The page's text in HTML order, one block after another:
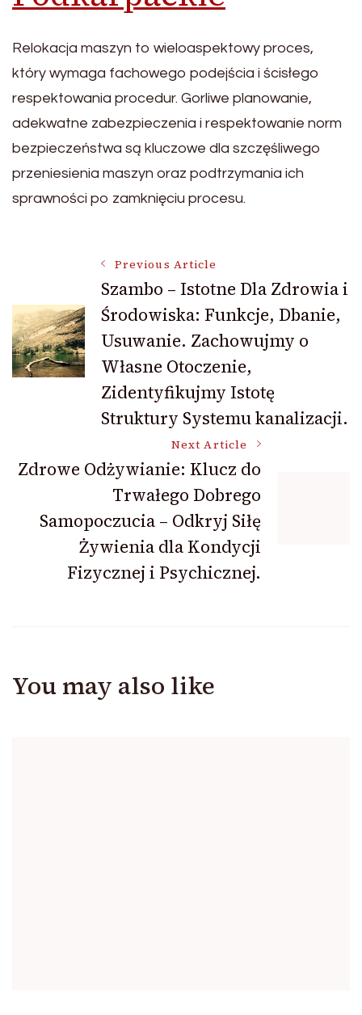
Relokacja maszyn to wieloaspektowy proces,
który wymaga fachowego podejścia i ścisłego
respektowania procedur. Gorliwe planowanie,
adekwatne zabezpieczenia i respektowanie norm
bezpieczeństwa są kluczowe dla szczęśliwego
przeniesienia maszyn oraz podtrzymania ich
sprawności po zamknięciu procesu.
Navigation
Previous Article
Szambo – Istotne Dla Zdrowia i
Środowiska: Funkcje, Dbanie,
Usuwanie. Zachowujmy o
Własne Otoczenie,
Zidentyfikujmy Istotę
Struktury Systemu kanalizacji.
Next Article
Zdrowe Odżywianie: Klucz do
Trwałego Dobrego
Samopoczucia – Odkryj Siłę
Żywienia dla Kondycji
Fizycznej i Psychicznej.
You may also like